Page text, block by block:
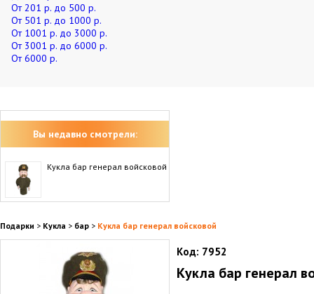
От 201 р. до 500 р.
От 501 р. до 1000 р.
От 1001 р. до 3000 р.
От 3001 р. до 6000 р.
От 6000 р.
Вы недавно смотрели:
Кукла бар генерал войсковой
Подарки > Кукла > бар > Кукла бар генерал войсковой
Код: 7952
Кукла бар генерал